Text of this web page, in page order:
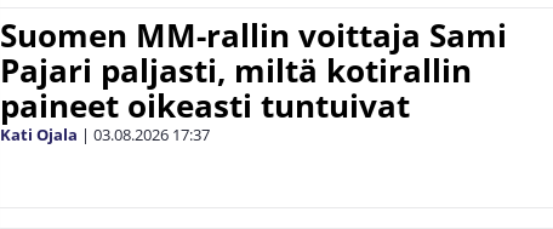
Suomen MM-rallin voittaja Sami
Pajari paljasti, miltä kotirallin
paineet oikeasti tuntuivat
Kati Ojala | 03.08.2026 17:37